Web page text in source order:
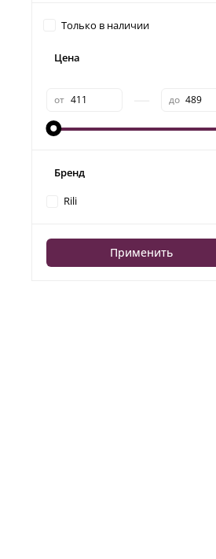
Только в наличии
Цена
от до
Бренд
Rili
Применить